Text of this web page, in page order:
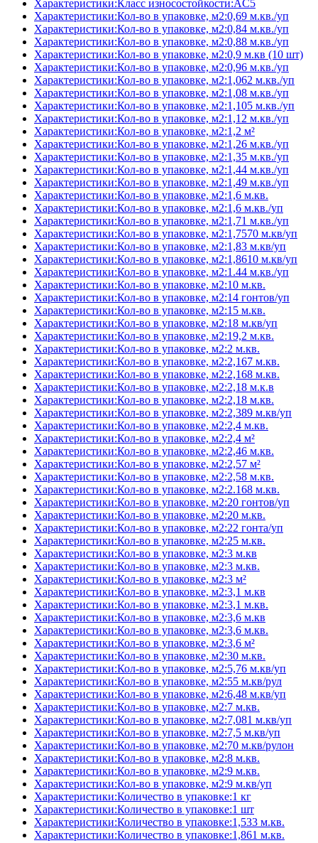
Характеристики:Класс износостойкости:AC5
Характеристики:Кол-во в упаковке, м2:0,69 м.кв./уп
Характеристики:Кол-во в упаковке, м2:0,84 м.кв./уп
Характеристики:Кол-во в упаковке, м2:0,88 м.кв./уп
Характеристики:Кол-во в упаковке, м2:0,9 м.кв (10 шт)
Характеристики:Кол-во в упаковке, м2:0,96 м.кв./уп
Характеристики:Кол-во в упаковке, м2:1,062 м.кв./уп
Характеристики:Кол-во в упаковке, м2:1,08 м.кв./уп
Характеристики:Кол-во в упаковке, м2:1,105 м.кв./уп
Характеристики:Кол-во в упаковке, м2:1,12 м.кв./уп
Характеристики:Кол-во в упаковке, м2:1,2 м²
Характеристики:Кол-во в упаковке, м2:1,26 м.кв./уп
Характеристики:Кол-во в упаковке, м2:1,35 м.кв./уп
Характеристики:Кол-во в упаковке, м2:1,44 м.кв./уп
Характеристики:Кол-во в упаковке, м2:1,49 м.кв./уп
Характеристики:Кол-во в упаковке, м2:1,6 м.кв.
Характеристики:Кол-во в упаковке, м2:1,6 м.кв./уп
Характеристики:Кол-во в упаковке, м2:1,71 м.кв./уп
Характеристики:Кол-во в упаковке, м2:1,7570 м.кв/уп
Характеристики:Кол-во в упаковке, м2:1,83 м.кв/уп
Характеристики:Кол-во в упаковке, м2:1,8610 м.кв/уп
Характеристики:Кол-во в упаковке, м2:1.44 м.кв./уп
Характеристики:Кол-во в упаковке, м2:10 м.кв.
Характеристики:Кол-во в упаковке, м2:14 гонтов/уп
Характеристики:Кол-во в упаковке, м2:15 м.кв.
Характеристики:Кол-во в упаковке, м2:18 м.кв/уп
Характеристики:Кол-во в упаковке, м2:19,2 м.кв.
Характеристики:Кол-во в упаковке, м2:2 м.кв.
Характеристики:Кол-во в упаковке, м2:2,167 м.кв.
Характеристики:Кол-во в упаковке, м2:2,168 м.кв.
Характеристики:Кол-во в упаковке, м2:2,18 м.к.в
Характеристики:Кол-во в упаковке, м2:2,18 м.кв.
Характеристики:Кол-во в упаковке, м2:2,389 м.кв/уп
Характеристики:Кол-во в упаковке, м2:2,4 м.кв.
Характеристики:Кол-во в упаковке, м2:2,4 м²
Характеристики:Кол-во в упаковке, м2:2,46 м.кв.
Характеристики:Кол-во в упаковке, м2:2,57 м²
Характеристики:Кол-во в упаковке, м2:2,58 м.кв.
Характеристики:Кол-во в упаковке, м2:2.168 м.кв.
Характеристики:Кол-во в упаковке, м2:20 гонтов/уп
Характеристики:Кол-во в упаковке, м2:20 м.кв.
Характеристики:Кол-во в упаковке, м2:22 гонта/уп
Характеристики:Кол-во в упаковке, м2:25 м.кв.
Характеристики:Кол-во в упаковке, м2:3 м.кв
Характеристики:Кол-во в упаковке, м2:3 м.кв.
Характеристики:Кол-во в упаковке, м2:3 м²
Характеристики:Кол-во в упаковке, м2:3,1 м.кв
Характеристики:Кол-во в упаковке, м2:3,1 м.кв.
Характеристики:Кол-во в упаковке, м2:3,6 м.кв
Характеристики:Кол-во в упаковке, м2:3,6 м.кв.
Характеристики:Кол-во в упаковке, м2:3,6 м²
Характеристики:Кол-во в упаковке, м2:30 м.кв.
Характеристики:Кол-во в упаковке, м2:5,76 м.кв/уп
Характеристики:Кол-во в упаковке, м2:55 м.кв/рул
Характеристики:Кол-во в упаковке, м2:6,48 м.кв/уп
Характеристики:Кол-во в упаковке, м2:7 м.кв.
Характеристики:Кол-во в упаковке, м2:7,081 м.кв/уп
Характеристики:Кол-во в упаковке, м2:7,5 м.кв/уп
Характеристики:Кол-во в упаковке, м2:70 м.кв/рулон
Характеристики:Кол-во в упаковке, м2:8 м.кв.
Характеристики:Кол-во в упаковке, м2:9 м.кв.
Характеристики:Кол-во в упаковке, м2:9 м.кв/уп
Характеристики:Количество в упаковке:1 кг
Характеристики:Количество в упаковке:1 шт
Характеристики:Количество в упаковке:1,533 м.кв.
Характеристики:Количество в упаковке:1,861 м.кв.